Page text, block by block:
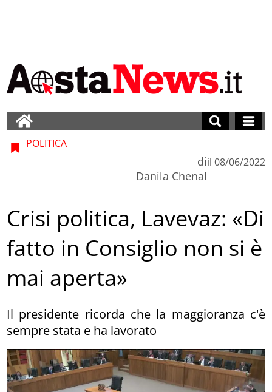
POLITICA
di
Danila Chenal
il 08/06/2022
Crisi politica, Lavevaz: «Di
fatto in Consiglio non si è
mai aperta»
Il presidente ricorda che la maggioranza c'è
sempre stata e ha lavorato